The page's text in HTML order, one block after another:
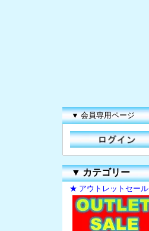
▼ 会員専用ページ
▼カテゴリー
★ アウトレットセール